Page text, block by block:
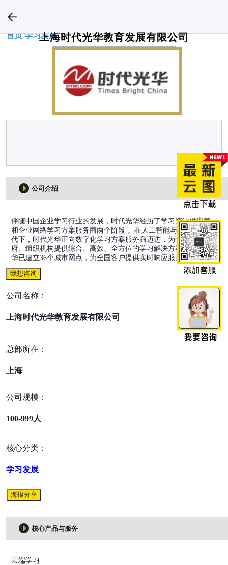
上海时代光华教育发展有限公司
首页 学习发展
公司介绍
伴随中国企业学习行业的发展，时代光华经历了学习资源供应商
和企业网络学习方案服务商两个阶段 。在人工智能与大数据的时
代下，时代光华正向数字化学习方案服务商迈进，为企业、政
府、组织机构提供综合、高效、全方位的学习解决方案。时代光
华已建立36个城市网点，为全国客户提供实时响应服务。
我想咨询
公司名称：
上海时代光华教育发展有限公司
总部所在：
上海
公司规模：
100-999人
核心分类：
学习发展
海报分享
核心产品与服务
云端学习